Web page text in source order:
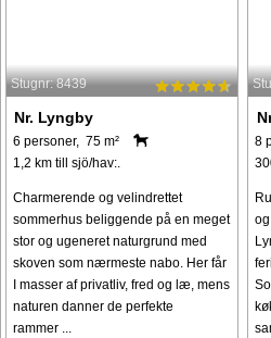
Stugnr: 8439
Nr. Lyngby
6 personer, 75 m²
1,2 km till sjö/hav:.
Charmerende og velindrettet
sommerhus beliggende på en meget
stor og ugeneret naturgrund med
skoven som nærmeste nabo. Her får
I masser af privatliv, fred og læ, mens
naturen danner de perfekte
rammer ...
8